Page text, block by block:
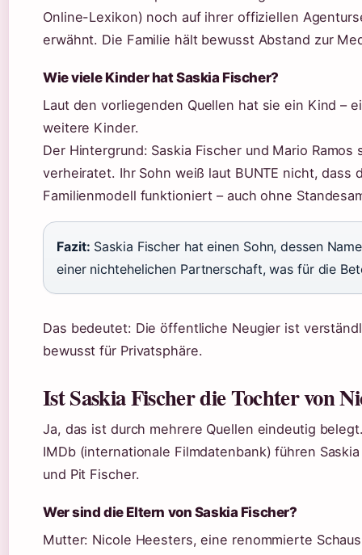
Online-Lexikon) noch auf ihrer offiziellen
erwähnt. Die Familie hält bewusst Abstand zur
Wie viele Kinder hat Saskia Fischer?
Laut den vorliegenden Quellen hat sie ein Kind –
weitere Kinder.
Der Hintergrund: Saskia Fischer und Mario
verheiratet. Ihr Sohn weiß laut BUNTE nicht, dass
Familienmodell funktioniert – auch ohne
Fazit: Saskia Fischer hat einen Sohn, dessen
einer nichtehelichen Partnerschaft, was für die
Das bedeutet: Die öffentliche Neugier ist
bewusst für Privatsphäre.
Ist Saskia Fischer die Tochter von
Ja, das ist durch mehrere Quellen eindeutig
IMDb (internationale Filmdatenbank) führen
und Pit Fischer.
Wer sind die Eltern von Saskia Fischer?
Mutter: Nicole Heesters, eine renommierte